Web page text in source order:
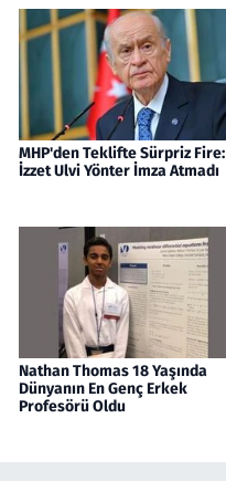
MHP'den Teklifte Sürpriz Fire:
İzzet Ulvi Yönter İmza Atmadı
Nathan Thomas 18 Yaşında
Dünyanın En Genç Erkek
Profesörü Oldu